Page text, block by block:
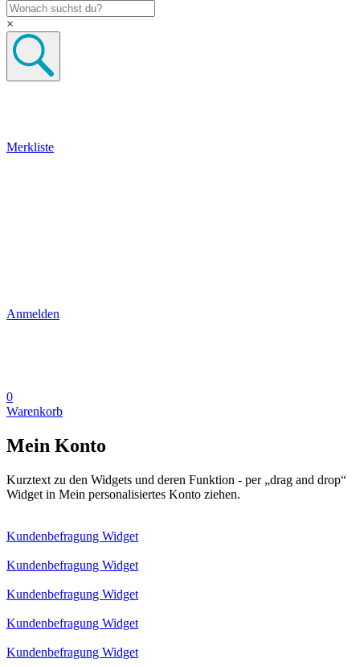
×
Merkliste
Anmelden
0
Warenkorb
Mein Konto
Kurztext zu den Widgets und deren Funktion - per „drag and drop“
Widget in Mein personalisiertes Konto ziehen.
Kundenbefragung Widget
Kundenbefragung Widget
Kundenbefragung Widget
Kundenbefragung Widget
Kundenbefragung Widget